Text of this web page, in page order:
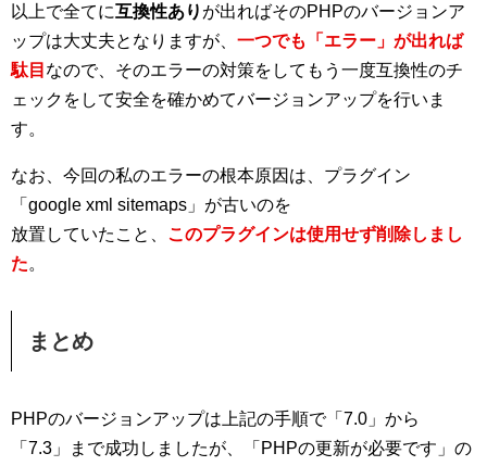
以上で全てに互換性あり が出ればそのPHPのバージョンア
ップは大丈夫となりますが、 一つでも「エラー」が出れば
駄目 なので、そのエラーの対策をしてもう一度互換性のチ
ェックをして安全を確かめてバージョンアップを行いま
す。
なお、今回の私のエラーの根本原因は、プラグイン
「google xml sitemaps」が古いのを
放置していたこと、 このプラグインは使用せず削除しまし
た。
まとめ
PHPのバージョンアップは上記の手順で「7.0」から
「7.3」まで成功しましたが、「PHPの更新が必要です」の